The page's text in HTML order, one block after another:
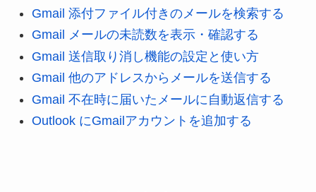
Gmail 添付ファイル付きのメールを検索する
Gmail メールの未読数を表示・確認する
Gmail 送信取り消し機能の設定と使い方
Gmail 他のアドレスからメールを送信する
Gmail 不在時に届いたメールに自動返信する
Outlook にGmailアカウントを追加する